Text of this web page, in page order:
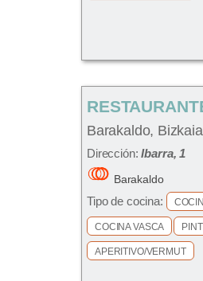
Barakaldo, Bizkaia
Dirección:Ibarra, 1
Barakaldo
Tipo de cocina:
COCINA VASCA
APERITIVO/VERMUT